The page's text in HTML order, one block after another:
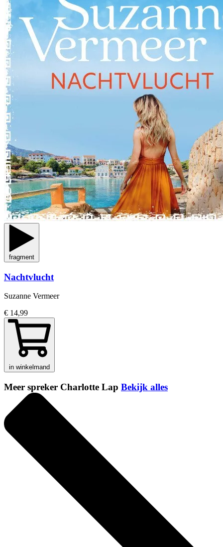
fragment
Nachtvlucht
Suzanne Vermeer
€ 14,99
in winkelmand
Meer spreker Charlotte Lap Bekijk alles